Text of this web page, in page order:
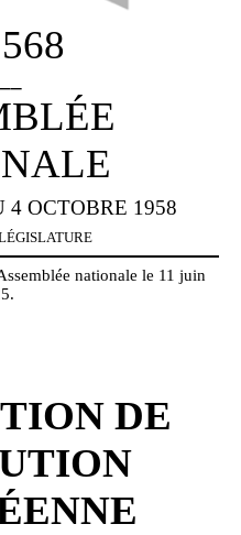
OCTOBRE 1958
nationale le 11 juin
DE